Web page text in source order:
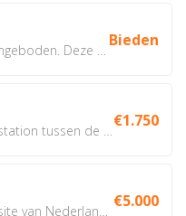
Bieden
€1.750
€5.000